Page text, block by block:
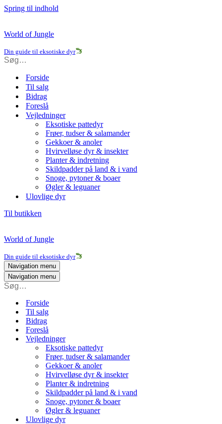
Spring til indhold
World of Jungle
Din guide til eksotiske dyr
Forside
Til salg
Bidrag
Foreslå
Vejledninger
Eksotiske pattedyr
Frøer, tudser & salamander
Gekkoer & anoler
Hvirvelløse dyr & insekter
Planter & indretning
Skildpadder på land & i vand
Snoge, pytoner & boaer
Øgler & leguaner
Ulovlige dyr
Til butikken
World of Jungle
Din guide til eksotiske dyr
Navigation menu
Navigation menu
Forside
Til salg
Bidrag
Foreslå
Vejledninger
Eksotiske pattedyr
Frøer, tudser & salamander
Gekkoer & anoler
Hvirvelløse dyr & insekter
Planter & indretning
Skildpadder på land & i vand
Snoge, pytoner & boaer
Øgler & leguaner
Ulovlige dyr